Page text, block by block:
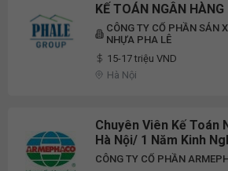
KẾ TOÁN NGÂN HÀNG
CÔNG TY CỔ PHẦN SẢN
NHỰA PHA LÊ
15-17 triệu VND
Hà Nội
Chuyên Viên Kế Toán
Hà Nội/ 1 Năm Kinh
CÔNG TY CỔ PHẦN